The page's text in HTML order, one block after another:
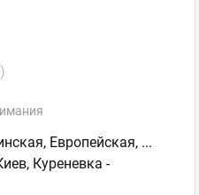
, Европейская, ...
Куреневка -